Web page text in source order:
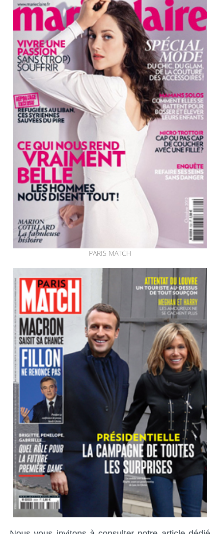
PARIS MATCH